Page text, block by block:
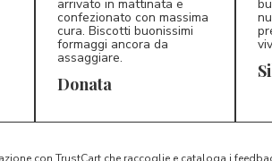
D*
arrivato in mattinata e
confezionato con massima
cura. Biscotti buonissimi
formaggi ancora da
assaggiare.
Donata S*